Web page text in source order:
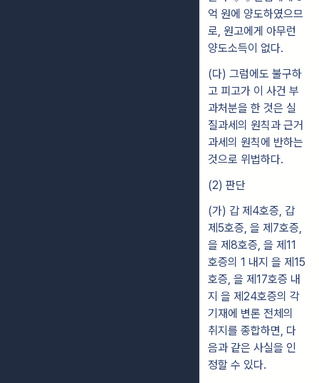
억 원에 양도하였으므
로, 원고에게 아무런
양도소득이 없다.
(다) 그럼에도 불구하
고 피고가 이 사건 부
과처분을 한 것은 실
질과세의 원칙과 근거
과세의 원칙에 반하는
것으로 위법하다.
(2) 판단
(가) 갑 제4호증, 갑
제5호증, 을 제7호증,
을 제8호증, 을 제11
호증의 1 내지 을 제15
호증, 을 제17호증 내
지 을 제24호증의 각
기재에 변론 전체의
취지를 종합하면, 다
음과 같은 사실을 인
정할 수 있다.